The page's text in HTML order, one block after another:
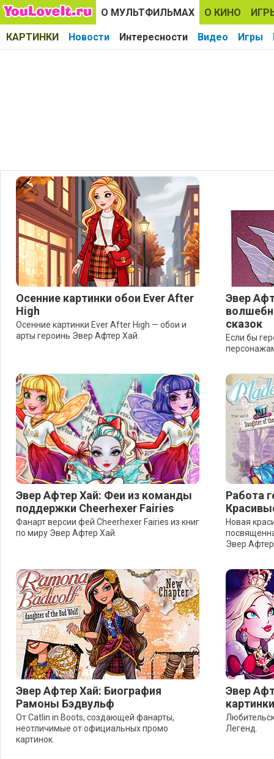
О МУЛЬТФИЛЬМАХ О КИНО
КАРТИНКИ Новости Интересности Видео Игры
Осенние картинки обои Ever After
High
Осенние картинки Ever After High — обои и
арты героинь Эвер Афтер Хай.
Эвер
сказок
Если бы
Эвер Афтер Хай: Феи из команды
поддержки Cheerhexer Fairies
Фанарт версии фей Cheerhexer Fairies из книг
по миру Эвер Афтер Хай.
Работа
Новая
Эвер
Эвер Афтер Хай: Биография
Рамоны Бэдвульф
От Catlin in Boots, создающей фанарты,
неотличимые от официальных промо
картинок.
Эвер
Легенд.